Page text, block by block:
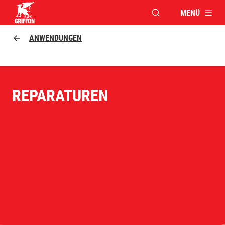
FENSTER FÜR DIE
MENÜ
ANWENDUNGEN
REPARATUREN